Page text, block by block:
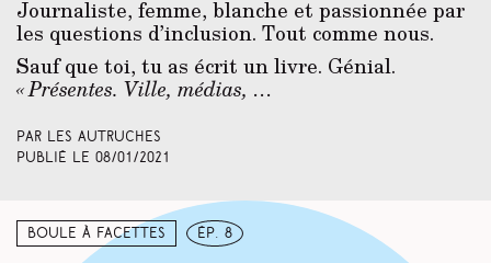
Journaliste, femme, blanche et passionnée par
les questions d’inclusion. Tout comme nous.
Sauf que toi, tu as écrit un livre. Génial.
« Présentes. Ville, médias, …
Par Les Autruches
Publié le 08/01/2021
Boule à facettes ép. 8